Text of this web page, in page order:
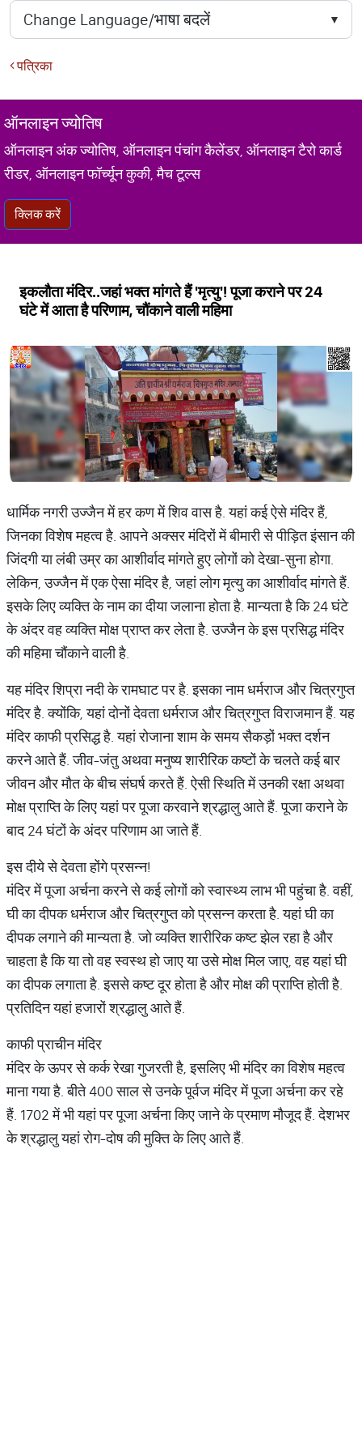
पत्रिका
ऑनलाइन ज्योतिष
ऑनलाइन अंक ज्योतिष, ऑनलाइन पंचांग कैलेंडर, ऑनलाइन टैरो कार्ड
रीडर, ऑनलाइन फॉर्च्यून कुकी, मैच टूल्स
क्लिक करें
इकलौता मंदिर..जहां भक्त मांगते हैं 'मृत्यु'! पूजा कराने पर 24
घंटे में आता है परिणाम, चौंकाने वाली महिमा
धार्मिक नगरी उज्जैन में हर कण में शिव वास है. यहां कई ऐसे मंदिर हैं,
जिनका विशेष महत्व है. आपने अक्सर मंदिरों में बीमारी से पीड़ित इंसान की
जिंदगी या लंबी उम्र का आशीर्वाद मांगते हुए लोगों को देखा-सुना होगा.
लेकिन, उज्जैन में एक ऐसा मंदिर है, जहां लोग मृत्यु का आशीर्वाद मांगते हैं.
इसके लिए व्यक्ति के नाम का दीया जलाना होता है. मान्यता है कि 24 घंटे
के अंदर वह व्यक्ति मोक्ष प्राप्त कर लेता है. उज्जैन के इस प्रसिद्ध मंदिर
की महिमा चौंकाने वाली है.
यह मंदिर शिप्रा नदी के रामघाट पर है. इसका नाम धर्मराज और चित्रगुप्त
मंदिर है. क्योंकि, यहां दोनों देवता धर्मराज और चित्रगुप्त विराजमान हैं. यह
मंदिर काफी प्रसिद्ध है. यहां रोजाना शाम के समय सैकड़ों भक्त दर्शन
करने आते हैं. जीव-जंतु अथवा मनुष्य शारीरिक कष्टों के चलते कई बार
जीवन और मौत के बीच संघर्ष करते हैं. ऐसी स्थिति में उनकी रक्षा अथवा
मोक्ष प्राप्ति के लिए यहां पर पूजा करवाने श्रद्धालु आते हैं. पूजा कराने के
बाद 24 घंटों के अंदर परिणाम आ जाते हैं.
इस दीये से देवता होंगे प्रसन्न!
मंदिर में पूजा अर्चना करने से कई लोगों को स्वास्थ्य लाभ भी पहुंचा है. वहीं,
घी का दीपक धर्मराज और चित्रगुप्त को प्रसन्न करता है. यहां घी का
दीपक लगाने की मान्यता है. जो व्यक्ति शारीरिक कष्ट झेल रहा है और
चाहता है कि या तो वह स्वस्थ हो जाए या उसे मोक्ष मिल जाए, वह यहां घी
का दीपक लगाता है. इससे कष्ट दूर होता है और मोक्ष की प्राप्ति होती है.
प्रतिदिन यहां हजारों श्रद्धालु आते हैं.
काफी प्राचीन मंदिर
मंदिर के ऊपर से कर्क रेखा गुजरती है, इसलिए भी मंदिर का विशेष महत्व
माना गया है. बीते 400 साल से उनके पूर्वज मंदिर में पूजा अर्चना कर रहे
हैं. 1702 में भी यहां पर पूजा अर्चना किए जाने के प्रमाण मौजूद हैं. देशभर
के श्रद्धालु यहां रोग-दोष की मुक्ति के लिए आते हैं.